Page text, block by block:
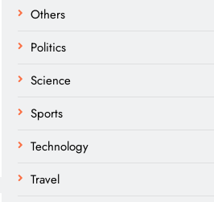
Others
Politics
Science
Sports
Technology
Travel